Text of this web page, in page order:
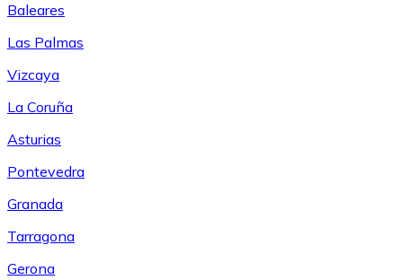
Baleares
Las Palmas
Vizcaya
La Coruña
Asturias
Pontevedra
Granada
Tarragona
Gerona